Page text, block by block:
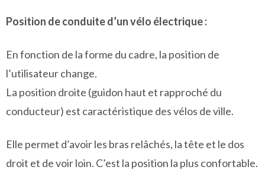
Position de conduite d’un vélo électrique :
En fonction de la forme du cadre, la position de
l’utilisateur change.
La position droite (guidon haut et rapproché du
conducteur) est caractéristique des vélos de ville.
Elle permet d’avoir les bras relâchés, la tête et le dos
droit et de voir loin. C’est la position la plus confortable.